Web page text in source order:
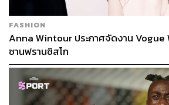
FASHION
Anna Wintour ประกาศจัดงาน Vogue
ซานฟรานซิสโก